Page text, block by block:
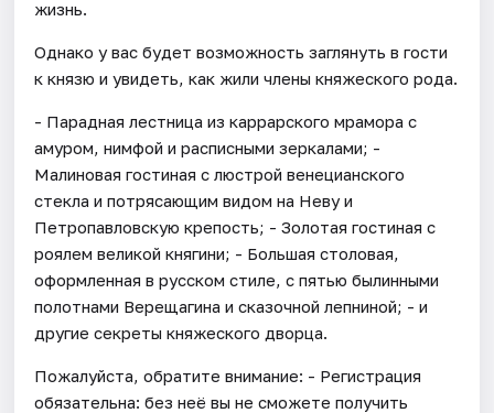
жизнь.
Однако у вас будет возможность заглянуть в гости
к князю и увидеть, как жили члены княжеского рода.
- Парадная лестница из каррарского мрамора с
амуром, нимфой и расписными зеркалами; -
Малиновая гостиная с люстрой венецианского
стекла и потрясающим видом на Неву и
Петропавловскую крепость; - Золотая гостиная с
роялем великой княгини; - Большая столовая,
оформленная в русском стиле, с пятью былинными
полотнами Верещагина и сказочной лепниной; - и
другие секреты княжеского дворца.
Пожалуйста, обратите внимание: - Регистрация
обязательна: без неё вы не сможете получить